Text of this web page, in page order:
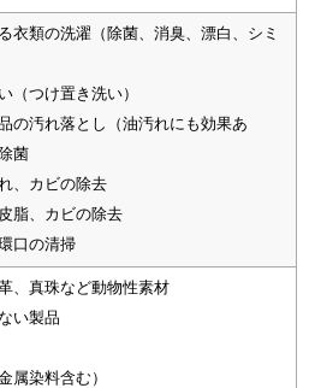
衣類の洗濯（除菌、消臭、漂白、シミ
（つけ置き洗い）
の汚れ落とし（油汚れにも効果あ
菌
、カビの除去
脂、カビの除去
口の清掃
、真珠など動物性素材
い製品
属染料含む）